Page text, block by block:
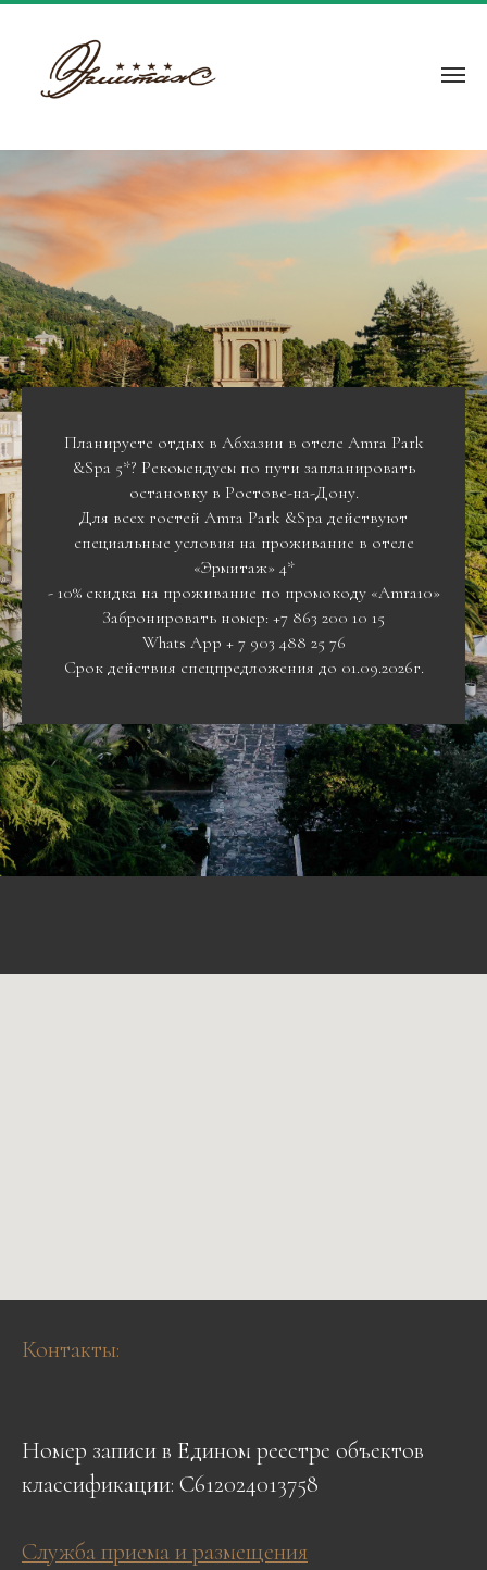
Планируете отдых в Абхазии в отеле Amra Park
&Spa 5*? Рекомендуем по пути запланировать
остановку в Ростове-на-Дону.
Для всех гостей Amra Park &Spa действуют
специальные условия на проживание в отеле
«Эрмитаж» 4*
- 10% скидка на проживание по промокоду «Amra10»
Забронировать номер: +7 863 200 10 15
Whats App + 7 903 488 25 76
Срок действия спецпредложения до 01.09.2026г.
Контакты:
Номер записи в Едином реестре объектов
классификации: С612024013758
Служба приема и размещения